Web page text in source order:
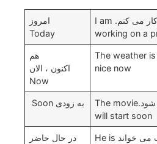
امروز روی یک پروژه کار می کنم. I am
working on a
امروز
Today
الان هوا خوب است The weather is
nice now
هم
اکنون ، الان
Now
فیلم به زودی شروع می شود.The movie
will start soon
به زودی Soon
او در حال حاضر کتاب می خواند He is
در حال حاضر